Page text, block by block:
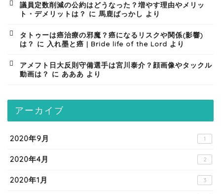
議員定数削減の公約はどうなった？増やす理由やメリッ
ト・デメリットは？ に 馬鹿ばっかし より
タトゥーは癌治療の邪魔？癌になるリスクや関係(影響)
は？ に 入れ墨と癌 | Bride life of the Lord より
アメフト日大反則守備選手は宮川泰介？顔画像やタックル
動画は？ に あああ より
アーカイブ
2020年9月 1
2020年4月 2
2020年1月 3